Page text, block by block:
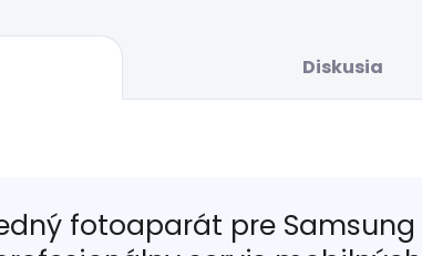
Diskusia
fotoaparát pre Samsung